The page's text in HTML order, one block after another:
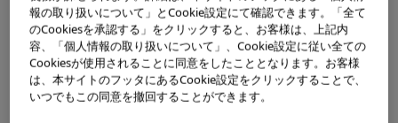
た。
1分子蛍光分析技術について
共焦点レーザー光学系*1により約1フェムトリットル
報の取り扱いについて」とCookie設定にて確認できます。「全て
のCookiesを承認する」をクリックすると、お客様は、上記内
容、「個人情報の取り扱いについて」、Cookie設定に従い全ての
Cookiesが使用されることに同意をしたこととなります。お客様
は、本サイトのフッタにあるCookie設定をクリックすることで、
いつでもこの同意を撤回することができます。